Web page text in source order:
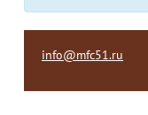
info@mfc51.ru